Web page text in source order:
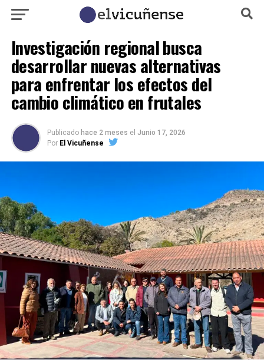
Investigación regional busca
desarrollar nuevas alternativas
para enfrentar los efectos del
cambio climático en frutales
Publicado hace 2 meses el Junio 17, 2026
Por El Vicuñense